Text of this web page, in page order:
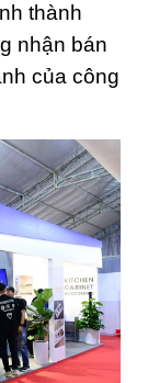
thành
nhận bán
của công